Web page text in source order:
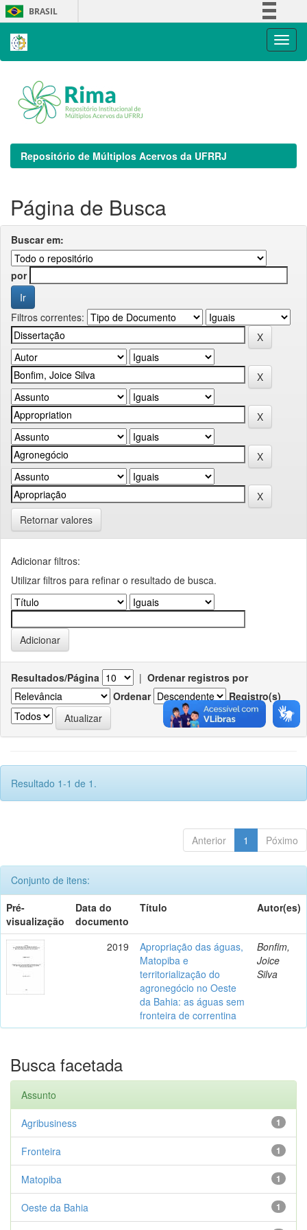
Skip
navigation
BRASIL
Repositório de Múltiplos Acervos da UFRRJ
Página de Busca
Buscar em:
por
Filtros correntes:
Retornar valores
Adicionar filtros:
Utilizar filtros para refinar o resultado de busca.
Resultados/Página | Ordenar registros por
Ordenar
Registro(s)
Resultado 1-1 de 1.
Anterior 1 Póximo
Conjunto de itens:
Pré-
visualização
Data do
documento
Título Autor(es)
2019
Apropriação das águas,
Matopiba e
territorialização do
agronegócio no Oeste
da Bahia: as águas sem
fronteira de correntina
Bonfim,
Joice
Silva
Busca facetada
Assunto
1
Agribusiness
1
Fronteira
1
Matopiba
1
Oeste da Bahia